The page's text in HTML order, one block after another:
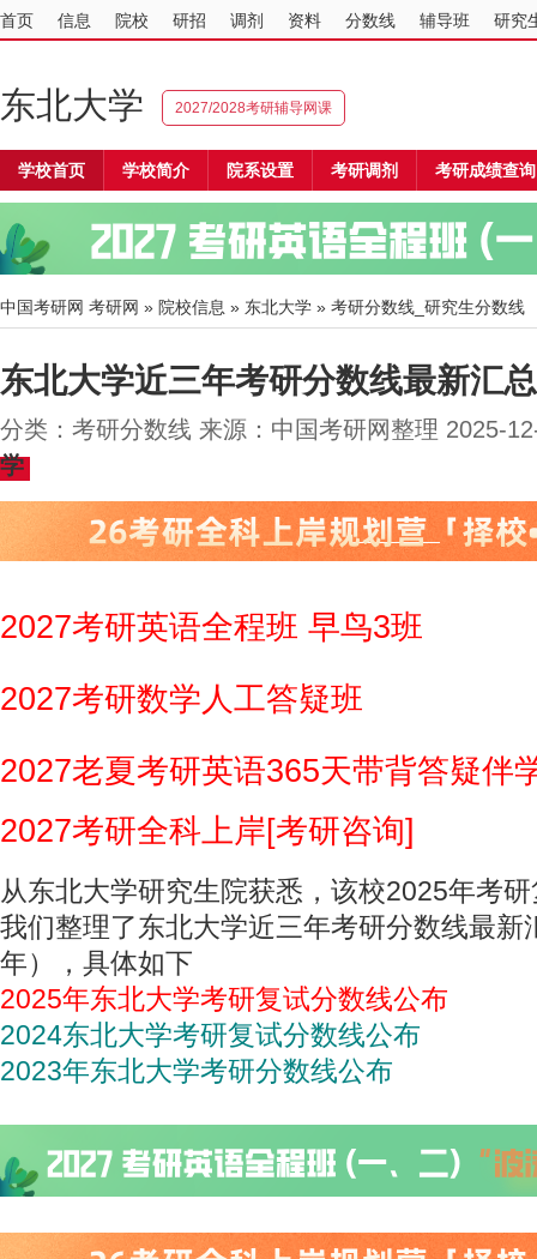
首页 信息 院校 研招 调剂 资料 分数线 辅导班 研究
东北大学 2027/2028考研辅导网课
学校首页 学校简介 院系设置 考研调剂 考研成绩查询
中国考研网 考研网 » 院校信息 » 东北大学 » 考研分数线_研究生分数线
东北大学近三年考研分数线最新汇
分类：考研分数线 来源：中国考研网整理 2025-
学
2027考研英语全程班 早鸟3班
2027考研数学人工答疑班
2027老夏考研英语365天带背答疑伴
2027考研全科上岸[考研咨询]
从东北大学研究生院获悉，该校2025年考
我们整理了东北大学近三年考研分数线最新
年），具体如下
2025年东北大学考研复试分数线公布
2024东北大学考研复试分数线公布
2023年东北大学考研分数线公布